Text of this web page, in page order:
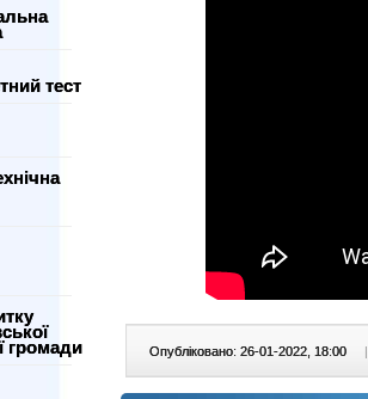
тест
громади
Опубліковано: 26-01-2022, 18:00 |